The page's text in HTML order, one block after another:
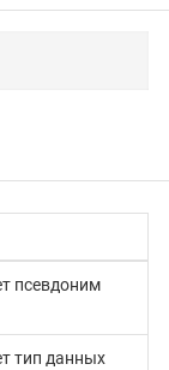
псевдоним
тип данных